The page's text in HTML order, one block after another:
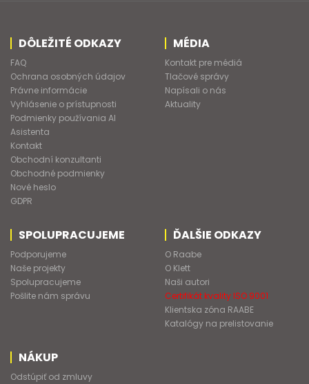
DÔLEŽITÉ ODKAZY
FAQ
Ochrana osobných údajov
Právne informácie
Vyhlásenie o prístupnosti
Podmienky používania AI
Asistenta
Kontakt
Obchodní konzultanti
Obchodné podmienky
Nové heslo
GDPR
MÉDIA
Kontakt pre médiá
Tlačové správy
Napísali o nás
Aktuality
SPOLUPRACUJEME
Podporujeme
Naše projekty
Spolupracujeme
Pošlite nám správu
ĎALŠIE ODKAZY
O Raabe
O Klett
Naši autori
Certifikát kvality ISO 9001
Klientska zóna RAABE
Katalógy na prelistovanie
NÁKUP
Odstúpiť od zmluvy